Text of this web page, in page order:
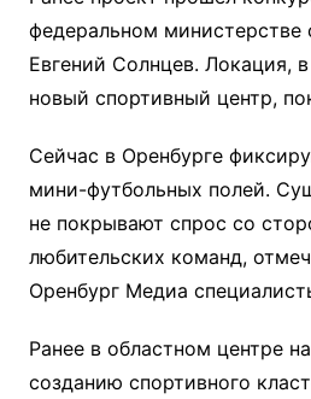
федеральном министерстве
Евгений Солнцев. Локация,
новый спортивный центр,
Сейчас в Оренбурге
мини-футбольных полей.
не покрывают спрос со
любительских команд,
Оренбург Медиа
Ранее в областном центре
созданию спортивного